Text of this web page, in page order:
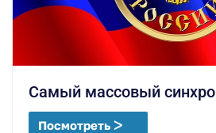
Самый массовый
Посмотреть ᐳ